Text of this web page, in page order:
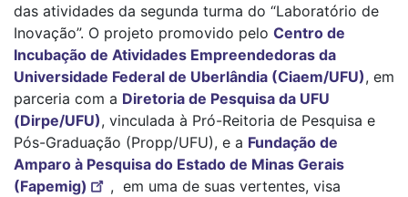
das atividades da segunda turma do “Laboratório de
Inovação”. O projeto promovido pelo Centro de
Incubação de Atividades Empreendedoras da
Universidade Federal de Uberlândia (Ciaem/UFU), em
parceria com a Diretoria de Pesquisa da UFU
(Dirpe/UFU), vinculada à Pró-Reitoria de Pesquisa e
Pós-Graduação (Propp/UFU), e a Fundação de
Amparo à Pesquisa do Estado de Minas Gerais
(Fapemig)
, em uma de suas vertentes, visa